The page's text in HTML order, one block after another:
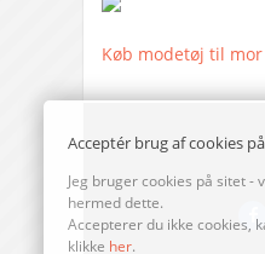
Køb modetøj til
Acceptér brug af cookies
Jeg bruger cookies på sitet
hermed dette.
Accepterer du ikke cookies,
klikke her.